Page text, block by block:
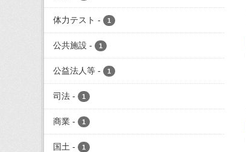
体力テスト - 1
公共施設 - 1
公益法人等 - 1
司法 - 1
商業 - 1
国土 - 1